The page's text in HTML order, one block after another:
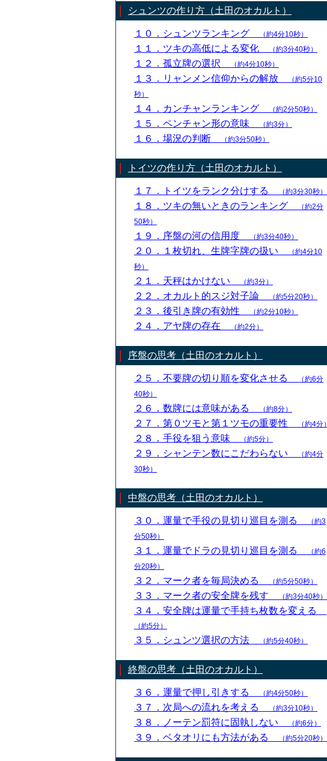
シュンツの作り方（土田のオカルト）
１０．シュンツランキング （約4分10秒）
１１．ツキの高低による変化 （約3分40秒）
１２．孤立牌の選択 （約4分10秒）
１３．リャンメン信仰からの解放
（約5分10
秒）
１４．カンチャンランキング （約2分50秒）
１５．ペンチャン形の意味 （約3分）
１６．場況の判断 （約3分50秒）
トイツの作り方（土田のオカルト）
１７．トイツをランク分けする （約3分30秒）
１８．ツキの無いときのランキング
（約2分
50秒）
１９．序盤の河の信用度 （約3分40秒）
２０．１枚切れ、生牌字牌の扱い
（約4分10
秒）
２１．天秤はかけない （約3分）
２２．オカルト的スジ対子論 （約5分20秒）
２３．後引き牌の有効性 （約2分10秒）
２４．アヤ牌の存在 （約2分）
序盤の思考（土田のオカルト）
２５．不要牌の切り順を変化させる
（約6分
40秒）
２６．数牌には意味がある （約8分）
２７．第０ツモと第１ツモの重要性 （約4分）
２８．手役を狙う意味 （約5分）
２９．シャンテン数にこだわらない
（約4分
30秒）
中盤の思考（土田のオカルト）
３０．運量で手役の見切り巡目を測る
（約3
分50秒）
３１．運量でドラの見切り巡目を測る
（約6
分20秒）
３２．マーク者を毎局決める （約5分50秒）
３３．マーク者の安全牌を残す （約3分40秒）
３４．安全牌は運量で手持ち枚数を変える
（約5分）
３５．シュンツ選択の方法 （約5分40秒）
終盤の思考（土田のオカルト）
３６．運量で押し引きする （約4分50秒）
３７．次局への流れを考える （約3分10秒）
３８．ノーテン罰符に固執しない （約6分）
３９．ベタオリにも方法がある （約5分20秒）